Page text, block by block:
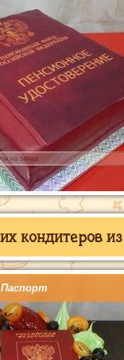
кондитеров
Паспорт